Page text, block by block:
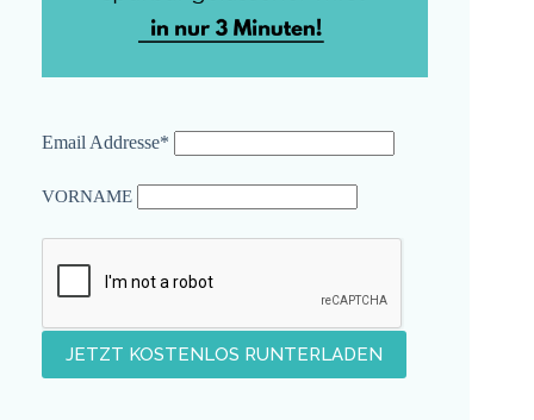
Email Addresse*
VORNAME